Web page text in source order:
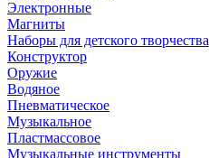
Электронные
Магниты
Наборы для детского творчества
Конструктор
Оружие
Водяное
Пневматическое
Музыкальное
Пластмассовое
Музыкальные инструменты